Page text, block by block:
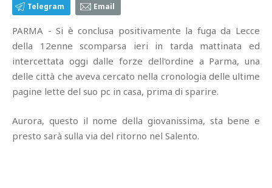
Telegram Email
PARMA - Si è conclusa positivamente la fuga da Lecce
della 12enne scomparsa ieri in tarda mattinata ed
intercettata oggi dalle forze dell'ordine a Parma, una
delle città che aveva cercato nella cronologia delle ultime
pagine lette del suo pc in casa, prima di sparire.
Aurora, questo il nome della giovanissima, sta bene e
presto sarà sulla via del ritorno nel Salento.